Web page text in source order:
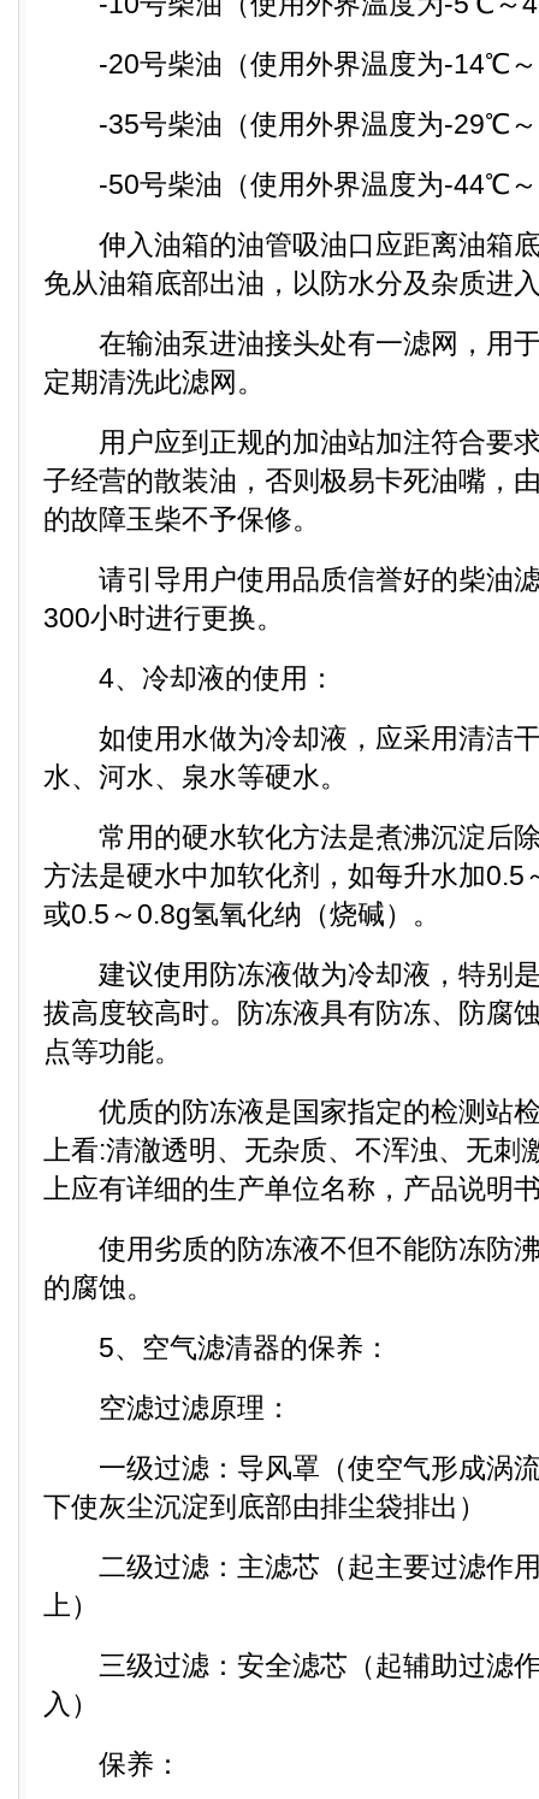
-20号柴油（使用外界温度为-14℃
-35号柴油（使用外界温度为-29℃
-50号柴油（使用外界温度为-44℃
伸入油箱的油管吸油口应距离油箱底
免从油箱底部出油，以防水分及杂质进
在输油泵进油接头处有一滤网，用于
定期清洗此滤网。
用户应到正规的加油站加注符合要求
子经营的散装油，否则极易卡死油嘴，
的故障玉柴不予保修。
请引导用户使用品质信誉好的柴油
300小时进行更换。
4、冷却液的使用：
如使用水做为冷却液，应采用清洁干
水、河水、泉水等硬水。
常用的硬水软化方法是煮沸沉淀后除
方法是硬水中加软化剂，如每升水加0.5
或0.5～0.8g氢氧化纳（烧碱）。
建议使用防冻液做为冷却液，特别是
拔高度较高时。防冻液具有防冻、防腐
点等功能。
优质的防冻液是国家指定的检测站检
上看:清澈透明、无杂质、不浑浊、无刺
上应有详细的生产单位名称，产品说明
使用劣质的防冻液不但不能防冻防沸
的腐蚀。
5、空气滤清器的保养：
空滤过滤原理：
一级过滤：导风罩（使空气形成涡流
下使灰尘沉淀到底部由排尘袋排出）
二级过滤：主滤芯（起主要过滤作用
上）
三级过滤：安全滤芯（起辅助过滤作
入）
保养：